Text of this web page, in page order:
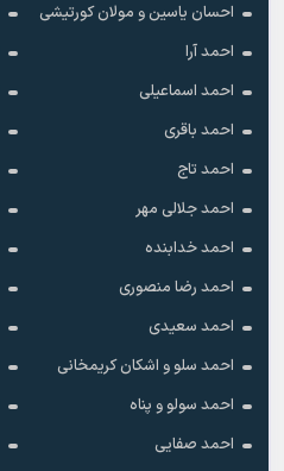
احسان یاسین و مولان کورتیشی
احمد آرا
احمد اسماعیلی
احمد باقری
احمد تاج
احمد جلالی مهر
احمد خدابنده
احمد رضا منصوری
احمد سعیدی
احمد سلو و اشکان کریمخانی
احمد سولو و پناه
احمد صفایی